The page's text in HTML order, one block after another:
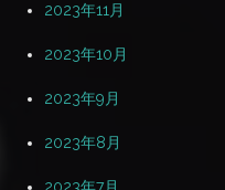
2023年11月
2023年10月
2023年9月
2023年8月